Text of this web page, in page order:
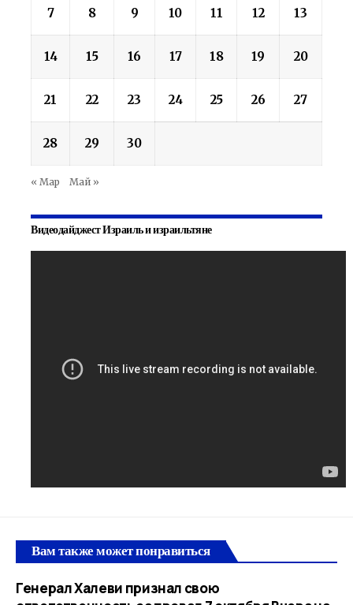
7 8 9 10 11 12 13
14 15 16 17 18 19 20
21 22 23 24 25 26 27
28 29 30
« Мар Май »
Видеодайджест Израиль и израильтяне
Вам также может понравиться
Генерал Халеви признал свою